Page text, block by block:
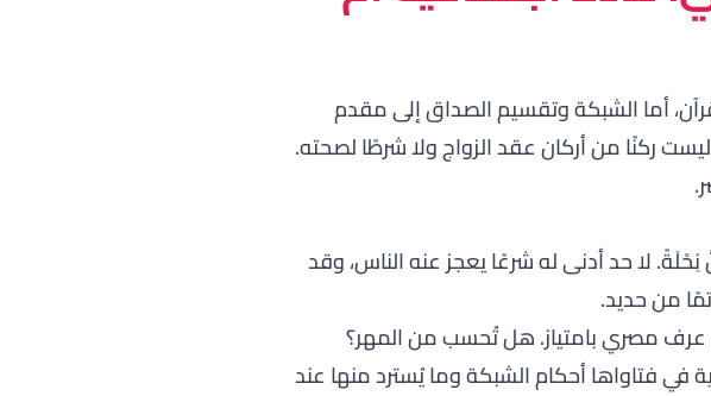
أما الشبكة وتقسيم الصداق إلى مقدم
ركنًا من أركان عقد الزواج ولا شرطًا لصحته.
نِحْلَةً. لا حد أدنى له شرعًا يعجز عنه الناس، وقد
من حديد.
مصري بامتياز. هل تُحسب من المهر؟
في فتاواها أحكام الشبكة وما يُسترد منها عند